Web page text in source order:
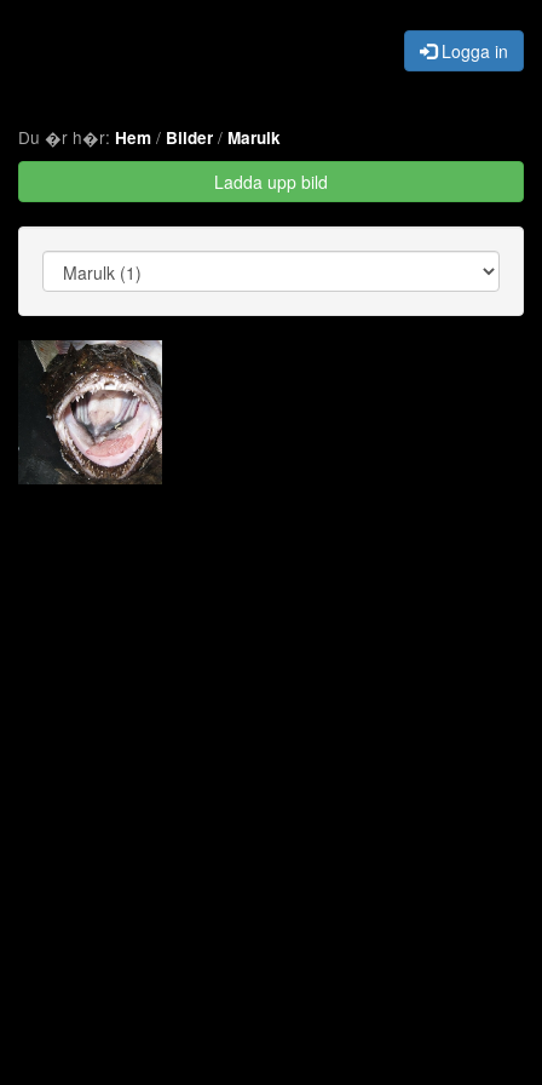
Logga in
Du �r h�r: Hem / Bilder / Marulk
Ladda upp bild